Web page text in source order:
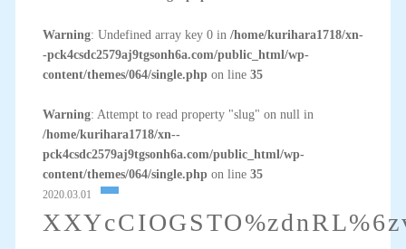
Warning: Undefined array key 0 in /home/kurihara1718/xn-
-pck4csdc2579aj9tgsonh6a.com/public_html/wp-
content/themes/064/single.phpon line 35
Warning: Attempt to read property "slug" on null in
/home/kurihara1718/xn--
pck4csdc2579aj9tgsonh6a.com/public_html/wp-
content/themes/064/single.phpon line 35
2020.03.01